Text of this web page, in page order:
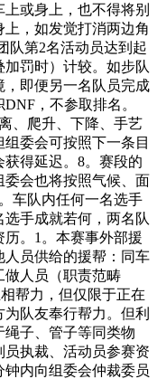
或身上，也不得将别
，如发觉打消两边角
队第2名活动员达到起
罚时）计较。如步队
即便另一名队员完成
，不参取排名。
、爬升、下降、手艺
委会可按照下一条目
得延迟。8。赛段的
委会也将按照气候、面
车队内任何一名选手
手成就若何，两名队
。1。本赛事外部援
员供给的援帮：同车
做人员（职责范畴
帮力，但仅限于正在
队友奉行帮力。但利
绳子、管子等同类物
执裁、活动员参赛资
钟内向组委会仲裁委员